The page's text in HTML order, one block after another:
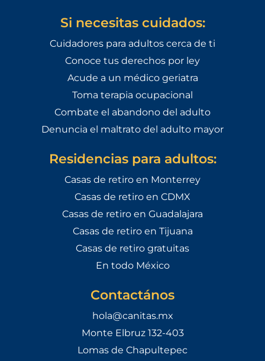
Si necesitas cuidados:
Cuidadores para adultos cerca de ti
Conoce tus derechos por ley
Acude a un médico geriatra
Toma terapia ocupacional
Combate el abandono del adulto
Denuncia el maltrato del adulto mayor
Residencias para adultos:
Casas de retiro en Monterrey
Casas de retiro en CDMX
Casas de retiro en Guadalajara
Casas de retiro en Tijuana
Casas de retiro gratuitas
En todo México
Contactános
hola@canitas.mx
Monte Elbruz 132-403
Lomas de Chapultepec